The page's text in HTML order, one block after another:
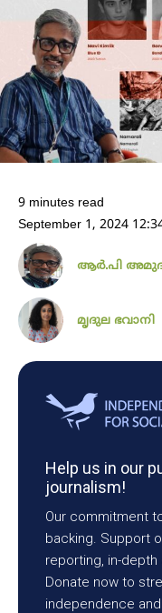
9 minutes read
September 1, 2024
ആർ.പി
മൃദുല ഭവാനി
Help us in our
journalism!
Our commitment
backing. Support
reporting, in-depth
Donate now to
independence